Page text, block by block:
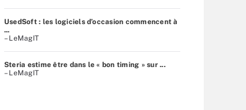
UsedSoft : les logiciels d’occasion commencent à
...
– LeMagIT
Steria estime être dans le « bon timing » sur ...
– LeMagIT